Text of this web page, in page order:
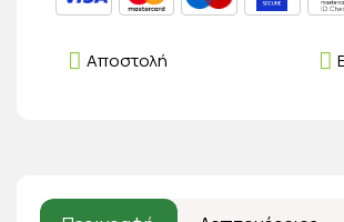
Αποστολή